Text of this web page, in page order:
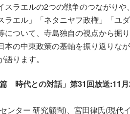
スラエルの2つの戦争のつながりや
ラエル」「ネタニヤフ政権」「ユ
ついて、寺島独自の視点から掘り
本の中東政策の基軸を振り返りな
ります。
篇 時代との対話」第31回放送:11
ンター 研究顧問)、宮田律氏(現代